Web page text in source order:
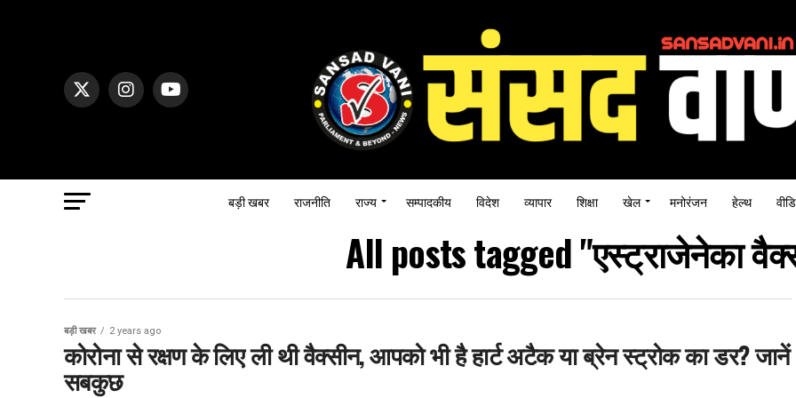
बड़ी खबर राजनीति राज्य सम्पादकीय विदेश व्यापार शिक्षा खेल मनोरंजन हेल्थ
All posts tagged "एस्ट्राजेनेका
बड़ी खबर 2 years ago
कोरोना से रक्षण के लिए ली थी वैक्सीन, आपको भी है हार्ट अटैक या ब्रेन स्ट्रोक का डर? जानें
सबकुछ